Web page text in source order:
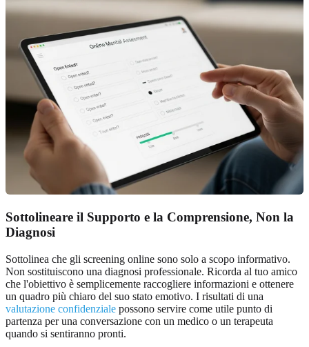
Sottolineare il Supporto e la Comprensione, Non la
Diagnosi
Sottolinea che gli screening online sono solo a scopo informativo.
Non sostituiscono una diagnosi professionale. Ricorda al tuo amico
che l'obiettivo è semplicemente raccogliere informazioni e ottenere
un quadro più chiaro del suo stato emotivo. I risultati di una
valutazione confidenziale possono servire come utile punto di
partenza per una conversazione con un medico o un terapeuta
quando si sentiranno pronti.